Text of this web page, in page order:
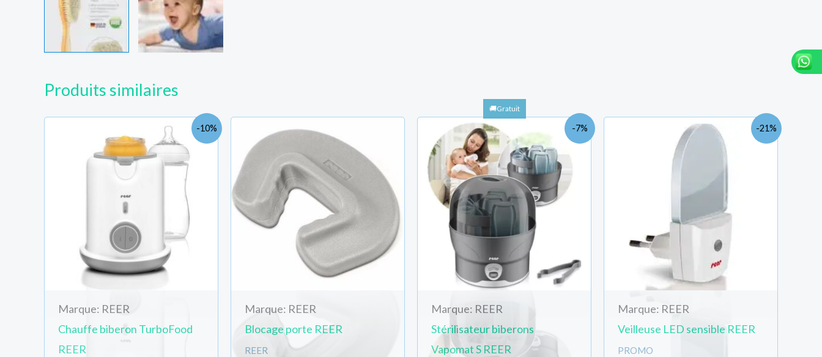
Votre Téléphone
District
Votre adresse
Produits similaires
-10%
Marque: REER
Chauffe biberon TurboFood
REER
prix
initial
était :
TND
prix
actuel
est :
TND
189.000.
Marque: REER
Blocage porte REER
REER
-7%
Marque: REER
Stérilisateur biberons
Vapomat S REER
Le
prix
initial
était :
TND
285.000.
prix
actuel
est :
TND
265.000.
-21%
Marque: REER
Veilleuse LED sensible REER
PROMO
prix
initial
était :
32.900.
actuel